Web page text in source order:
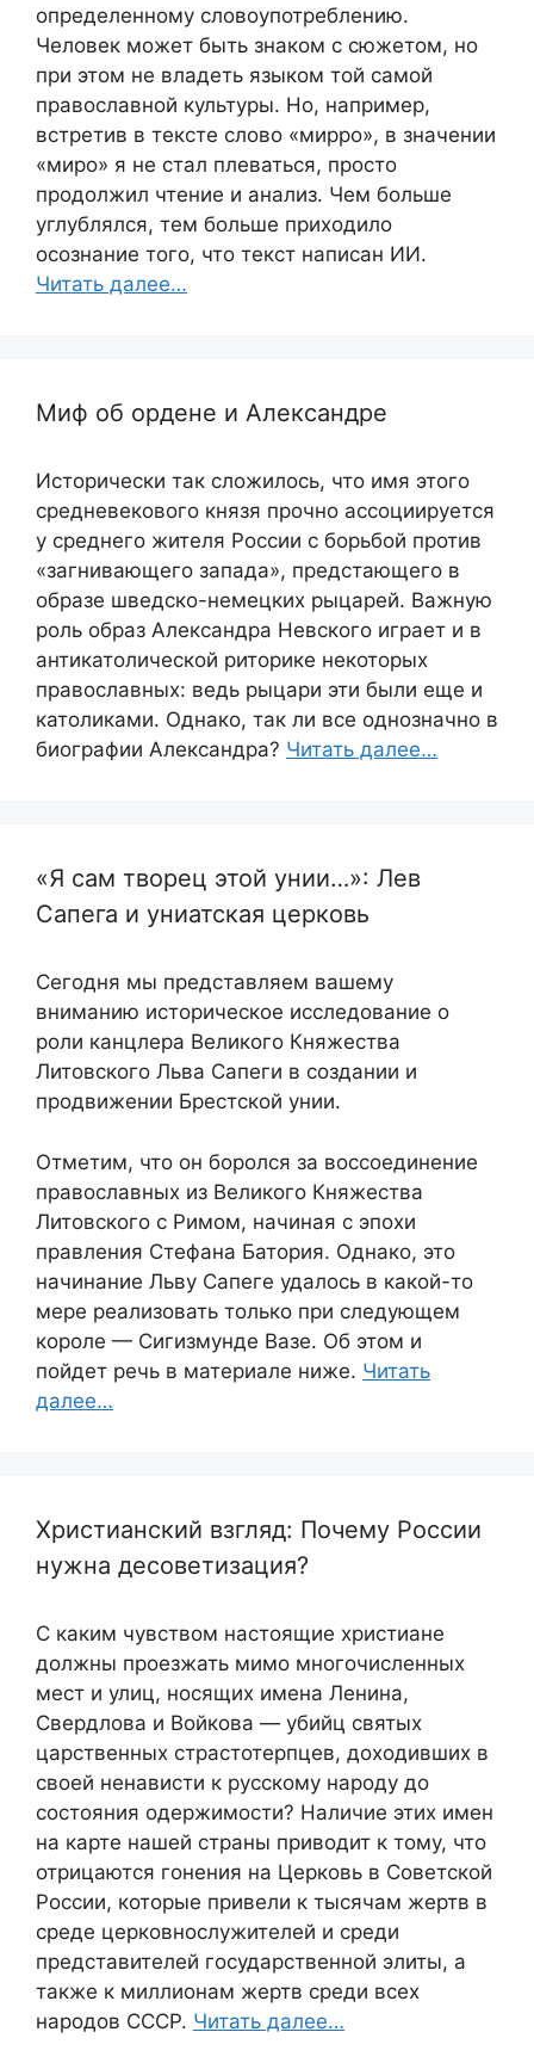
определенному словоупотреблению.
Человек может быть знаком с сюжетом, но
при этом не владеть языком той самой
православной культуры. Но, например,
встретив в тексте слово «мирро», в значении
«миро» я не стал плеваться, просто
продолжил чтение и анализ. Чем больше
углублялся, тем больше приходило
осознание того, что текст написан ИИ.
Читать далее…
Миф об ордене и Александре
Исторически так сложилось, что имя этого
средневекового князя прочно ассоциируется
у среднего жителя России с борьбой против
«загнивающего запада», предстающего в
образе шведско-немецких рыцарей. Важную
роль образ Александра Невского играет и в
антикатолической риторике некоторых
православных: ведь рыцари эти были еще и
католиками. Однако, так ли все однозначно в
биографии Александра? Читать далее…
«Я сам творец этой унии…»: Лев
Сапега и униатская церковь
Сегодня мы представляем вашему
вниманию историческое исследование о
роли канцлера Великого Княжества
Литовского Льва Сапеги в создании и
продвижении Брестской унии.
Отметим, что он боролся за воссоединение
православных из Великого Княжества
Литовского с Римом, начиная с эпохи
правления Стефана Батория. Однако, это
начинание Льву Сапеге удалось в какой-то
мере реализовать только при следующем
короле — Сигизмунде Вазе. Об этом и
пойдет речь в материале ниже. Читать
далее…
Христианский взгляд: Почему России
нужна десоветизация?
С каким чувством настоящие христиане
должны проезжать мимо многочисленных
мест и улиц, носящих имена Ленина,
Свердлова и Войкова — убийц святых
царственных страстотерпцев, доходивших в
своей ненависти к русскому народу до
состояния одержимости? Наличие этих имен
на карте нашей страны приводит к тому, что
отрицаются гонения на Церковь в Советской
России, которые привели к тысячам жертв в
среде церковнослужителей и среди
представителей государственной элиты, а
также к миллионам жертв среди всех
народов СССР. Читать далее…